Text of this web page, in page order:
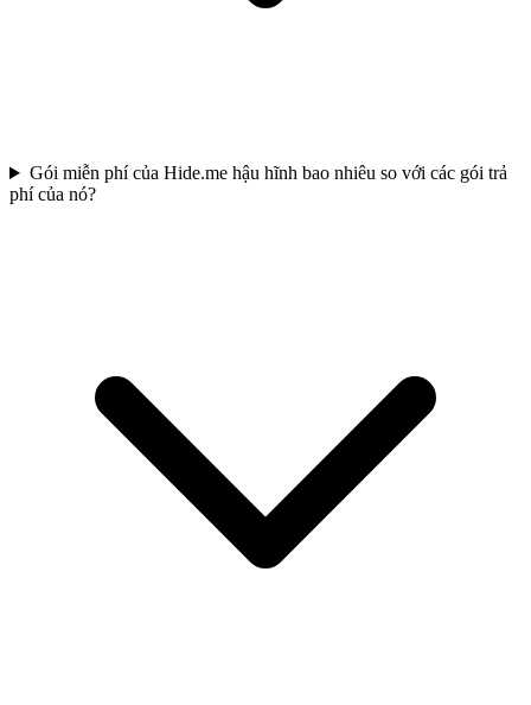
Gói miễn phí của Hide.me hậu hĩnh bao nhiêu so với các gói trả
phí của nó?